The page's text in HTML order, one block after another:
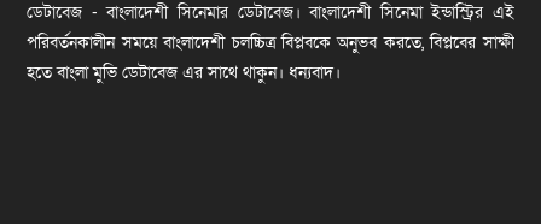
ডেটাবেজ - বাংলাদেশী সিনেমার ডেটাবেজ। বাংলাদেশী সিনেমা ইন্ডাস্ট্রির এই
পরিবর্তনকালীন সময়ে বাংলাদেশী চলচ্চিত্র বিপ্লবকে অনুভব করতে, বিপ্লবের সাক্ষী
হতে বাংলা মুভি ডেটাবেজ এর সাথে থাকুন। ধন্যবাদ।